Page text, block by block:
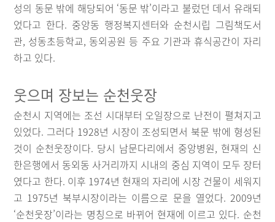
성의 동문 밖에 해당되어 ‘동문 밖’이라고 불렀던 데서 유래되
었다고 한다. 중앙동 행정복지센터와 순천시립 그림책도서
관, 성동초등학교, 동외공원 등 주요 기관과 휴식공간이 자리
하고 있다.
웃으며 장보는 순천웃장
순천시 지역에는 조선 시대부터 오일장으로 난전이 펼쳐지고
있었다. 그러다 1928년 시장이 조성되면서 북문 밖에 형성된
것이 순천웃장이다. 당시 남문다리에서 중앙병원, 현재의 신
한은행에서 동외동 사거리까지 시내의 중심 지역이 모두 장터
였다고 한다. 이후 1974년 현재의 자리에 시장 건물이 세워지
고 1975년 북부시장이라는 이름으로 문을 열었다. 2009년
‘순천웃장’이라는 명칭으로 바뀌어 현재에 이르고 있다. 순천